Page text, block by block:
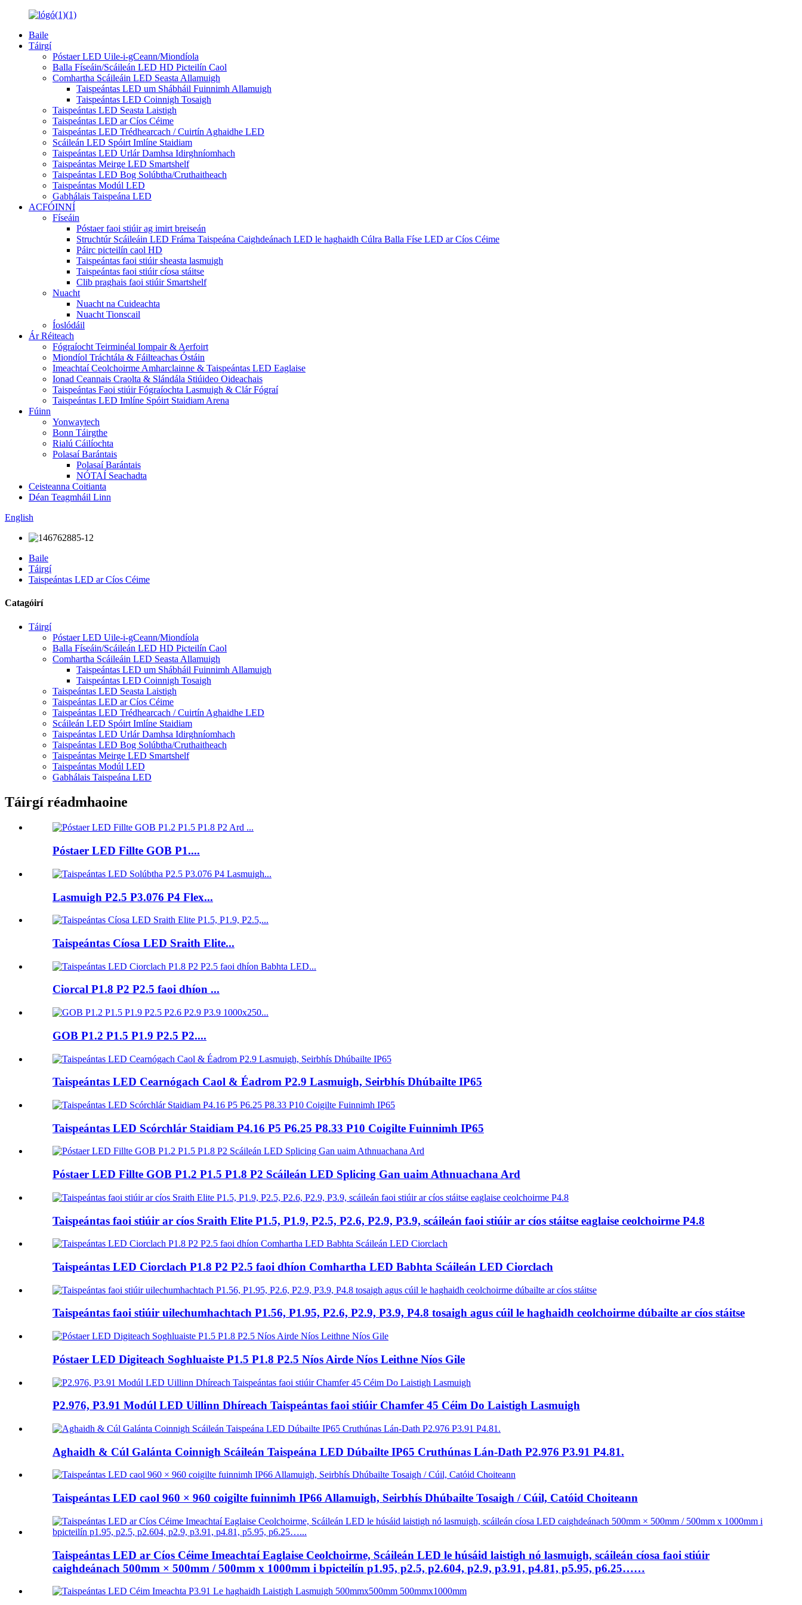
Baile
Táirgí
Póstaer LED Uile-i-gCeann/Miondíola
Balla Físeáin/Scáileán LED HD Picteilín Caol
Comhartha Scáileáin LED Seasta Allamuigh
Taispeántas LED um Shábháil Fuinnimh Allamuigh
Taispeántas LED Coinnigh Tosaigh
Taispeántas LED Seasta Laistigh
Taispeántas LED ar Cíos Céime
Taispeántas LED Trédhearcach / Cuirtín Aghaidhe LED
Scáileán LED Spóirt Imlíne Staidiam
Taispeántas LED Urlár Damhsa Idirghníomhach
Taispeántas Meirge LED Smartshelf
Taispeántas LED Bog Solúbtha/Cruthaitheach
Taispeántas Modúl LED
Gabhálais Taispeána LED
ACFÓINNÍ
Físeáin
Póstaer faoi stiúir ag imirt breiseán
Struchtúr Scáileáin LED Fráma Taispeána Caighdeánach LED le haghaidh Cúlra Balla Físe LED ar Cíos Céime
Páirc picteilín caol HD
Taispeántas faoi stiúir sheasta lasmuigh
Taispeántas faoi stiúir cíosa stáitse
Clib praghais faoi stiúir Smartshelf
Nuacht
Nuacht na Cuideachta
Nuacht Tionscail
Íoslódáil
Ár Réiteach
Fógraíocht Teirminéal Iompair & Aerfoirt
Miondíol Tráchtála & Fáilteachas Óstáin
Imeachtaí Ceolchoirme Amharclainne & Taispeántas LED Eaglaise
Ionad Ceannais Craolta & Slándála Stiúideo Oideachais
Taispeántas Faoi stiúir Fógraíochta Lasmuigh & Clár Fógraí
Taispeántas LED Imlíne Spóirt Staidiam Arena
Fúinn
Yonwaytech
Bonn Táirgthe
Rialú Cáilíochta
Polasaí Barántais
Polasaí Barántais
NÓTAÍ Seachadta
Ceisteanna Coitianta
Déan Teagmháil Linn
English
Baile
Táirgí
Taispeántas LED ar Cíos Céime
Catagóirí
Táirgí
Póstaer LED Uile-i-gCeann/Miondíola
Balla Físeáin/Scáileán LED HD Picteilín Caol
Comhartha Scáileáin LED Seasta Allamuigh
Taispeántas LED um Shábháil Fuinnimh Allamuigh
Taispeántas LED Coinnigh Tosaigh
Taispeántas LED Seasta Laistigh
Taispeántas LED ar Cíos Céime
Taispeántas LED Trédhearcach / Cuirtín Aghaidhe LED
Scáileán LED Spóirt Imlíne Staidiam
Taispeántas LED Urlár Damhsa Idirghníomhach
Taispeántas LED Bog Solúbtha/Cruthaitheach
Taispeántas Meirge LED Smartshelf
Taispeántas Modúl LED
Gabhálais Taispeána LED
Táirgí réadmhaoine
Póstaer LED Fillte GOB P1....
Lasmuigh P2.5 P3.076 P4 Flex...
Taispeántas Cíosa LED Sraith Elite...
Ciorcal P1.8 P2 P2.5 faoi dhíon ...
GOB P1.2 P1.5 P1.9 P2.5 P2....
Taispeántas LED Cearnógach Caol & Éadrom P2.9 Lasmuigh, Seirbhís Dhúbailte IP65
Taispeántas LED Scórchlár Staidiam P4.16 P5 P6.25 P8.33 P10 Coigilte Fuinnimh IP65
Póstaer LED Fillte GOB P1.2 P1.5 P1.8 P2 Scáileán LED Splicing Gan uaim Athnuachana Ard
Taispeántas faoi stiúir ar cíos Sraith Elite P1.5, P1.9, P2.5, P2.6, P2.9, P3.9, scáileán faoi stiúir ar cíos stáitse eaglaise ceolchoirme P4.8
Taispeántas LED Ciorclach P1.8 P2 P2.5 faoi dhíon Comhartha LED Babhta Scáileán LED Ciorclach
Taispeántas faoi stiúir uilechumhachtach P1.56, P1.95, P2.6, P2.9, P3.9, P4.8 tosaigh agus cúil le haghaidh ceolchoirme dúbailte ar cíos stáitse
Póstaer LED Digiteach Soghluaiste P1.5 P1.8 P2.5 Níos Airde Níos Leithne Níos Gile
P2.976, P3.91 Modúl LED Uillinn Dhíreach Taispeántas faoi stiúir Chamfer 45 Céim Do Laistigh Lasmuigh
Aghaidh & Cúl Galánta Coinnigh Scáileán Taispeána LED Dúbailte IP65 Cruthúnas Lán-Dath P2.976 P3.91 P4.81.
Taispeántas LED caol 960 × 960 coigilte fuinnimh IP66 Allamuigh, Seirbhís Dhúbailte Tosaigh / Cúil, Catóid Choiteann
Taispeántas LED ar Cíos Céime Imeachtaí Eaglaise Ceolchoirme, Scáileán LED le húsáid laistigh nó lasmuigh, scáileán cíosa faoi stiúir
caighdeánach 500mm × 500mm / 500mm x 1000mm i bpicteilín p1.95, p2.5, p2.604, p2.9, p3.91, p4.81, p5.95, p6.25……